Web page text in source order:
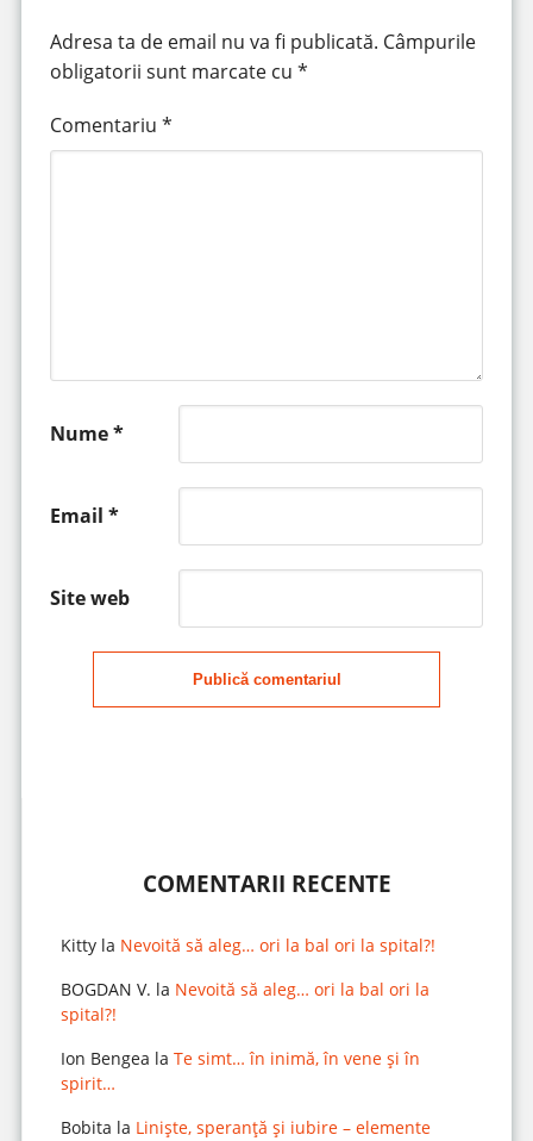
Adresa ta de email nu va fi publicată. Câmpurile
obligatorii sunt marcate cu *
Comentariu *
Nume*
Email *
Site web
Publică comentariul
COMENTARII RECENTE
Kittyla Nevoită să aleg… ori la bal ori la spital?!
BOGDAN V. la Nevoită să aleg… ori la bal ori la
spital?!
Ion Bengea la Te simt… în inimă, în vene și în
spirit…
Bobita la Liniște, speranță și iubire – elemente